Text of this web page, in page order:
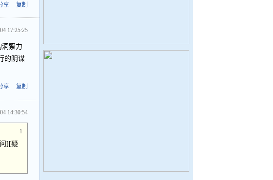
享 复制
17:25:25
洞察力
的阴谋
享 复制
14:30:54
1
][疑